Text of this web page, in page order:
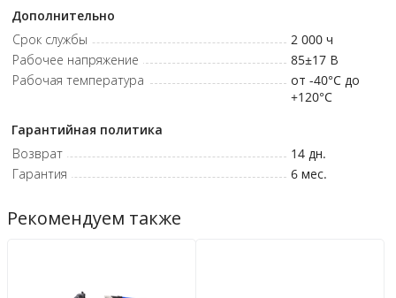
Дополнительно
Срок службы
2 000 ч
Рабочее напряжение
85±17 В
Рабочая температура
от -40°C до
+120°C
Гарантийная политика
Возврат
14 дн.
Гарантия
6 мес.
Рекомендуем также